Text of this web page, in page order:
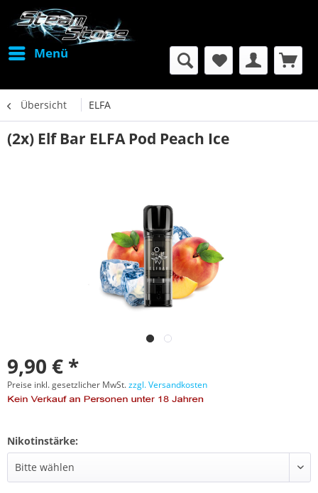
Menü
Übersicht ELFA
(2x) Elf Bar ELFA Pod Peach Ice
9,90 € *
Preise inkl. gesetzlicher MwSt.zzgl. Versandkosten
Nikotinstärke: